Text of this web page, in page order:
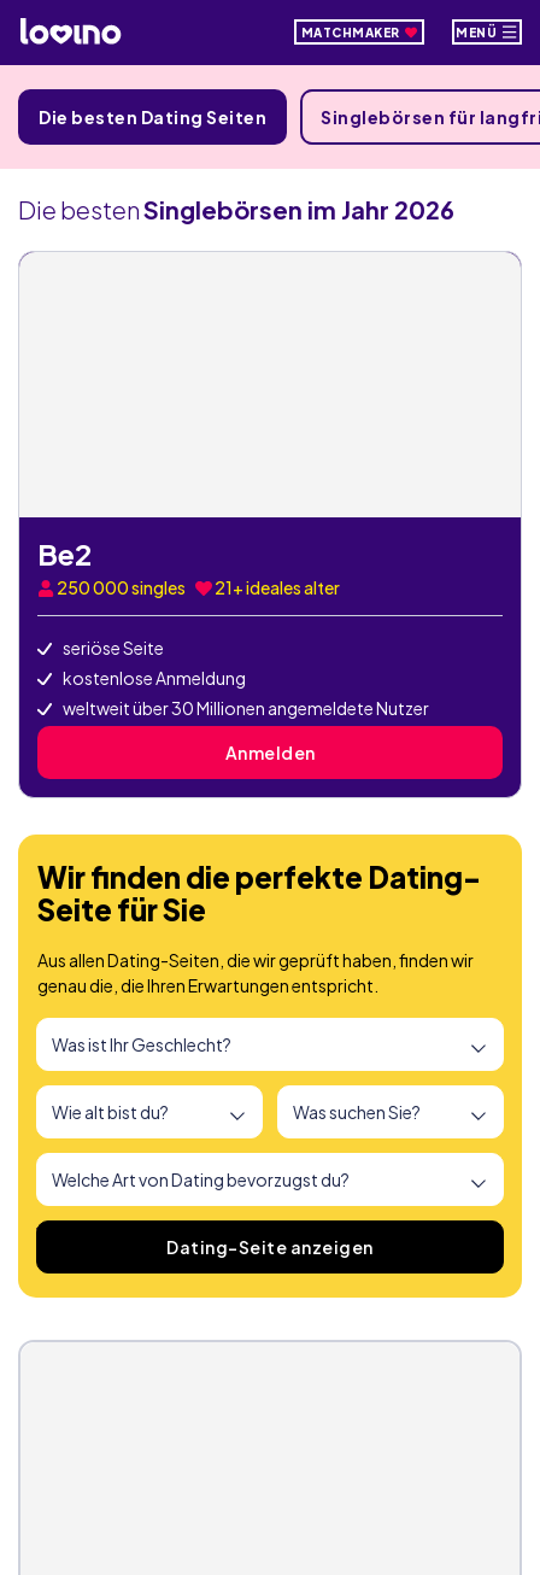
MATCHMAKER MENÜ
Die besten Dating Seiten Singlebörsen für
Die bestenSinglebörsen im Jahr 2026
Be2
250 000singles 21+ ideales alter
seriöse Seite
kostenlose Anmeldung
weltweit über 30 Millionen angemeldete Nutzer
Anmelden
Wir finden die perfekte Dating-
Seite für Sie
Aus allen Dating-Seiten, die wir geprüft haben, finden wir
genau die, die Ihren Erwartungen entspricht.
Wir haben Dating-Seite anzeigen